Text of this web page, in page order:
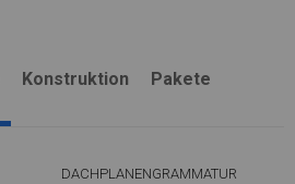
Konstruktion Pakete
DACHPLANENGRAMMATUR